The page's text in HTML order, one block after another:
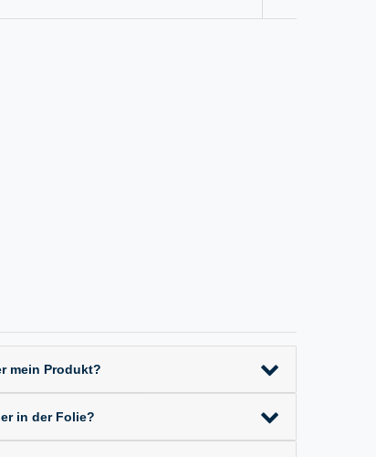
mein Produkt?
in der Folie?